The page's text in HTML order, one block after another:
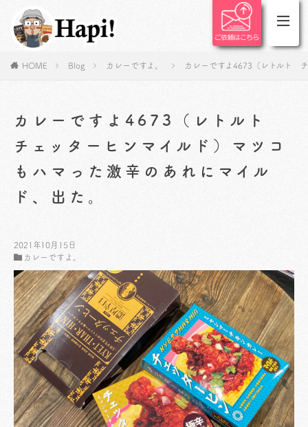
HOME Blog カレーですよ。 カレーですよ4673（レトルト
カレーですよ4673（レトルト
チェッターヒンマイルド）マツコ
もハマった激辛のあれにマイル
ド、出た。
2021年10月15日
カレーですよ。